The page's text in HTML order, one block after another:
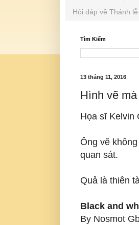
Hỏi đáp về Thánh
Tìm Kiếm
13 tháng 11, 2016
Hình vẽ
Họa sĩ Kelvin
Ông vẽ
quan sát.
Quả là thiên
Black and
By Nosmot